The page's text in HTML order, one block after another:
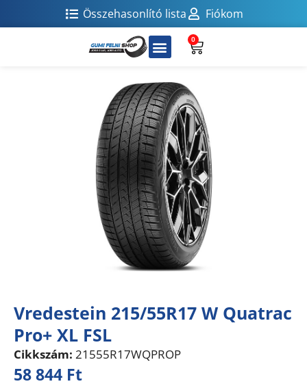
Összehasonlító lista Fiókom
0
Vredestein 215/55R17 W Quatrac
Pro+ XL FSL
Cikkszám: 21555R17WQPROP
58 844 Ft